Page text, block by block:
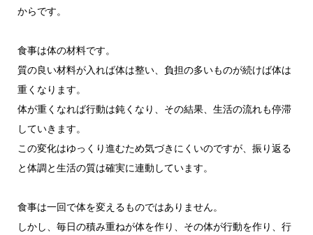
からです。
食事は体の材料です。
質の良い材料が入れば体は整い、負担の多いものが続けば体は
重くなります。
体が重くなれば行動は鈍くなり、その結果、生活の流れも停滞
していきます。
この変化はゆっくり進むため気づきにくいのですが、振り返る
と体調と生活の質は確実に連動しています。
食事は一回で体を変えるものではありません。
しかし、毎日の積み重ねが体を作り、その体が行動を作り、行